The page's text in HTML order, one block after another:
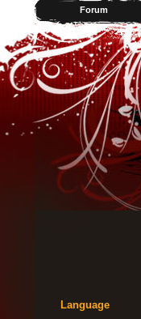
Forum
Videos
Language